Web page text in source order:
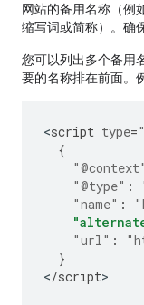
网站的备用名称（例
缩写词或简称）。确
您可以列出多个备用
要的名称排在前面。
<script type=
{
"@context"
"@type" :
"name" :
"url" :
}
</script>